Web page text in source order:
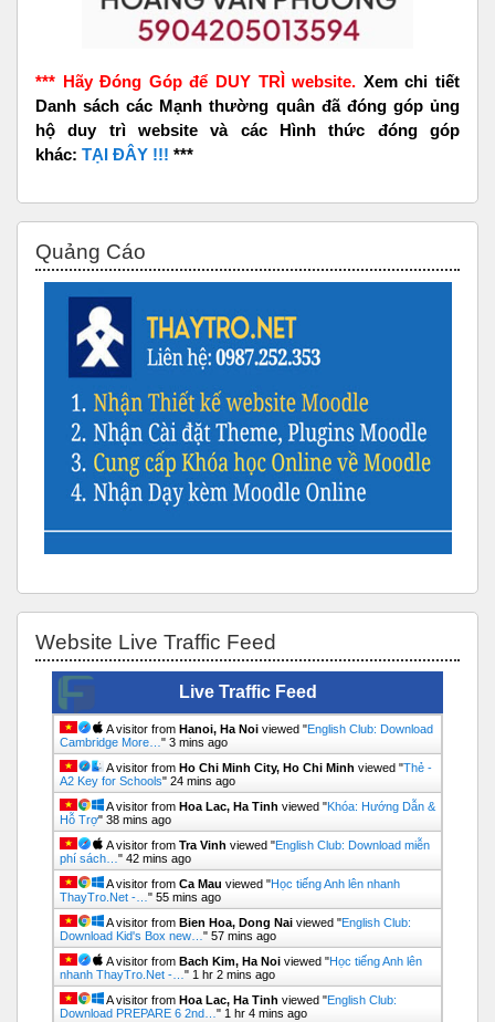
*** Hãy Đóng Góp để DUY TRÌ website. Xem chi tiết
Danh sách các Mạnh thường quân đã đóng góp ủng
hộ duy trì website và các Hình thức đóng góp
khác: TẠI ĐÂY !!! ***
Quảng Cáo
Website Live Traffic Feed
Live Traffic Feed
A visitor from Hanoi, Ha Noi viewed "English Club: Download
Cambridge More… " 3 mins ago
A visitor from Ho Chi Minh City, Ho Chi Minh viewed "Thẻ -
А2 Key for Schools" 24 mins ago
A visitor from Hoa Lac, Ha Tinh viewed "Khóa: Hướng Dẫn &
Hỗ Trợ" 38 mins ago
A visitor from Tra Vinh viewed "English Club: Download miễn
phí sách… " 42 mins ago
A visitor from Ca Mau viewed "Học tiếng Anh lên nhanh
ThayTro.Net -… " 55 mins ago
A visitor from Bien Hoa, Dong Nai viewed "English Club:
Download Kid's Box new… " 57 mins ago
A visitor from Bach Kim, Ha Noi viewed "Học tiếng Anh lên
nhanh ThayTro.Net -… " 1 hr 2 mins ago
A visitor from Hoa Lac, Ha Tinh viewed "English Club:
Download PREPARE 6 2nd… " 1 hr 4 mins ago